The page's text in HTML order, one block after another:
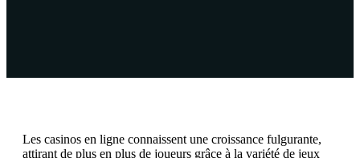
Les casinos en ligne connaissent une croissance fulgurante,
attirant de plus en plus de joueurs grâce à la variété de jeux